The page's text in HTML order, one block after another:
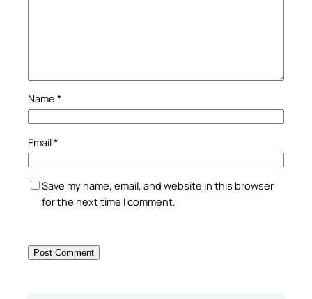
Name *
Email*
Save my name, email, and website in this browser
for the next time I comment.